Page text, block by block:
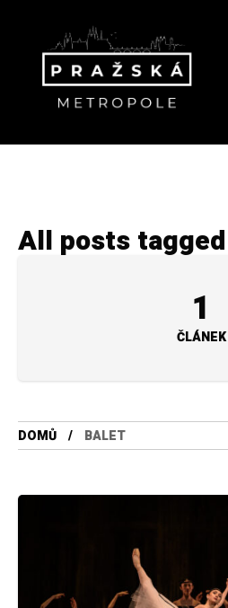
All posts
1
ČLÁNEK
DOMŮ BALET